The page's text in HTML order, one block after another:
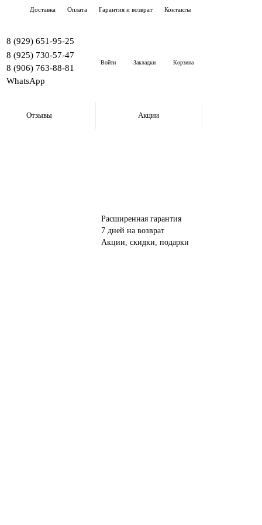
Доставка Оплата Гарантия и возврат Контакты
8 (929) 651-95-25
8 (925) 730-57-47
8 (906) 763-88-81
WhatsApp
Войти Закладки Корзина
Отзывы Акции
Расширенная гарантия
7 дней на возврат
Акции, скидки, подарки